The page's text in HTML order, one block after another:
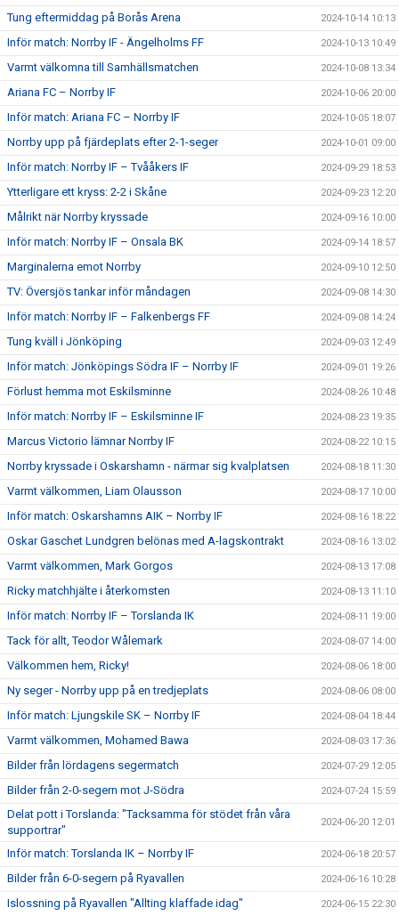
Tung eftermiddag på Borås Arena 2024-10-14 10:13
Inför match: Norrby IF - Ängelholms FF 2024-10-13 10:49
Varmt välkomna till Samhällsmatchen 2024-10-08 13:34
Ariana FC – Norrby IF 2024-10-06 20:00
Inför match: Ariana FC – Norrby IF 2024-10-05 18:07
Norrby upp på fjärdeplats efter 2-1-seger 2024-10-01 09:00
Inför match: Norrby IF – Tvååkers IF 2024-09-29 18:53
Ytterligare ett kryss: 2-2 i Skåne 2024-09-23 12:20
Målrikt när Norrby kryssade 2024-09-16 10:00
Inför match: Norrby IF – Onsala BK 2024-09-14 18:57
Marginalerna emot Norrby 2024-09-10 12:50
TV: Översjös tankar inför måndagen 2024-09-08 14:30
Inför match: Norrby IF – Falkenbergs FF 2024-09-08 14:24
Tung kväll i Jönköping 2024-09-03 12:49
Inför match: Jönköpings Södra IF – Norrby IF 2024-09-01 19:26
Förlust hemma mot Eskilsminne 2024-08-26 10:48
Inför match: Norrby IF – Eskilsminne IF 2024-08-23 19:35
Marcus Victorio lämnar Norrby IF 2024-08-22 10:15
Norrby kryssade i Oskarshamn - närmar sig kvalplatsen 2024-08-18 11:30
Varmt välkommen, Liam Olausson 2024-08-17 10:00
Inför match: Oskarshamns AIK – Norrby IF 2024-08-16 18:22
Oskar Gaschet Lundgren belönas med A-lagskontrakt 2024-08-16 13:02
Varmt välkommen, Mark Gorgos 2024-08-13 17:08
Ricky matchhjälte i återkomsten 2024-08-13 11:10
Inför match: Norrby IF – Torslanda IK 2024-08-11 19:00
Tack för allt, Teodor Wålemark 2024-08-07 14:00
Välkommen hem, Ricky! 2024-08-06 18:00
Ny seger - Norrby upp på en tredjeplats 2024-08-06 08:00
Inför match: Ljungskile SK – Norrby IF 2024-08-04 18:44
Varmt välkommen, Mohamed Bawa 2024-08-03 17:36
Bilder från lördagens segermatch 2024-07-29 12:05
Bilder från 2-0-segern mot J-Södra 2024-07-24 15:59
Delat pott i Torslanda: "Tacksamma för stödet från våra
supportrar"
2024-06-20 12:01
Inför match: Torslanda IK – Norrby IF 2024-06-18 20:57
Bilder från 6-0-segern på Ryavallen 2024-06-16 10:28
Islossning på Ryavallen "Allting klaffade idag" 2024-06-15 22:30